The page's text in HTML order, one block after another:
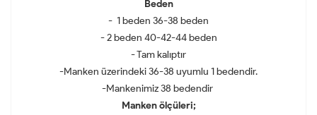
Beden
- 1 beden 36-38 beden
- 2 beden 40-42-44 beden
- Tam kalıptır
-Manken üzerindeki 36-38 uyumlu 1 bedendir.
-Mankenimiz 38 bedendir
Manken ölçüleri;